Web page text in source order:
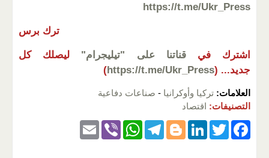
https://t.me/Ukr_Press
ترك برس
اشترك في قناتنا على "تيليجرام"
ليصلك كل
جديد... (
https://t.me/Ukr_Press
)
العلامات: تركيا وأوكرانيا - صناعات دفاعية
التصنيفات: اقتصاد
F
T
Li
Bl
T
W
Vi